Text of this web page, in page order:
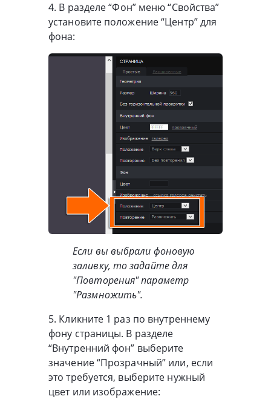
4. В разделе “Фон” меню “Свойства”
установите положение “Центр” для
фона:
Если вы выбрали фоновую
заливку, то задайте для
"Повторения" параметр
"Размножить".
5. Кликните 1 раз по внутреннему
фону страницы. В разделе
“Внутренний фон” выберите
значение “Прозрачный” или, если
это требуется, выберите нужный
цвет или изображение: